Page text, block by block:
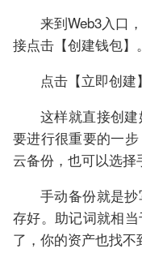
来到Web3入口
接点击【创建钱包】。
点击【立即创建
这样就直接创
要进行很重要的一
云备份，也可以选择
手动备份就是
存好。助记词就相
了，你的资产也找不